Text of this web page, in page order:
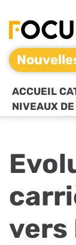
ACCUEIL
NIVEAUX
vers